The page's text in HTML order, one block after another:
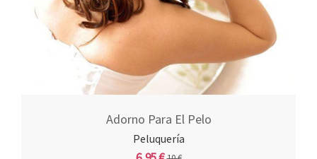
Adorno Para El Pelo
Peluquería